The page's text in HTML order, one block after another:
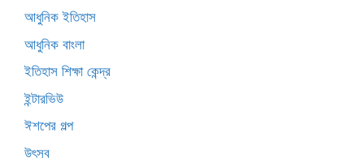
আধুনিক ইতিহাস
আধুনিক বাংলা
ইতিহাস শিক্ষা কেন্দ্র
ইন্টারভিউ
ঈশপের গল্প
উৎসব